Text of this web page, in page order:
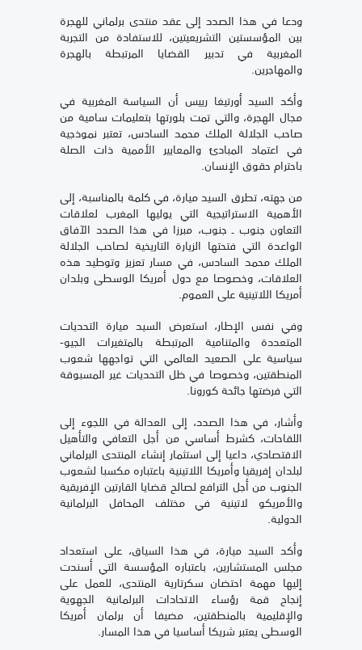
ودعا في هذا الصدد إلى عقد منتدى برلماني للهجرة
بين المؤسستين التشريعيتين، للاستفادة من التجربة
المغربية في تدبير القضايا المرتبطة بالهجرة
والمهاجرين.
وأكد السيد أورتيغا رييس أن السياسة المغربية في
مجال الهجرة، والتي تمت بلورتها بتعليمات سامية من
صاحب الجلالة الملك محمد السادس، تعتبر نموذجية
في اعتماد المبادئ والمعايير الأممية ذات الصلة
باحترام حقوق الإنسان.
من جهته، تطرق السيد ميارة، في كلمة بالمناسبة، إلى
الأهمية الاستراتيجية التي يوليها المغرب لعلاقات
التعاون جنوب ـ جنوب، مبرزا في هذا الصدد الآفاق
الواعدة التي فتحتها الزيارة التاريخية لصاحب الجلالة
الملك محمد السادس، في مسار تعزيز وتوطيد هذه
العلاقات، وخصوصا مع دول أمريكا الوسطى وبلدان
أمريكا اللاتينية على العموم.
وفي نفس الإطار، استعرض السيد ميارة التحديات
المتعددة والمتنامية المرتبطة بالمتغيرات الجيو-
سياسية على الصعيد العالمي التي تواجهها شعوب
المنطقتين، وخصوصا في ظل التحديات غير المسبوقة
التي فرضتها جائحة كورونا.
وأشار، في هذا الصدد، إلى العدالة في اللجوء إلى
اللقاحات، كشرط أساسي من أجل التعافي والتأهيل
الاقتصادي، داعيا إلى استثمار إنشاء المنتدى البرلماني
لبلدان إفريقيا وأمريكا اللاتينية باعتباره مكسبا لشعوب
الجنوب من أجل الترافع لصالح قضايا القارتين الإفريقية
والأمريكو لاتينية في مختلف المحافل البرلمانية
الدولية.
وأكد السيد ميارة، في هذا السياق، على استعداد
مجلس المستشارين، باعتباره المؤسسة التي أسندت
إليها مهمة احتضان سكرتارية المنتدى، للعمل على
إنجاح قمة رؤساء الاتحادات البرلمانية الجهوية
والإقليمية بالمنطقتين، مضيفا أن برلمان أمريكا
الوسطى يعتبر شريكا أساسيا في هذا المسار.